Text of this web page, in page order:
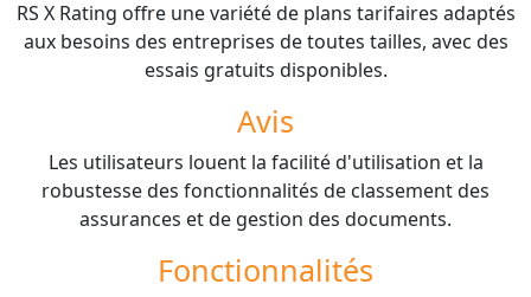
RS X Rating offre une variété de plans tarifaires adaptés
aux besoins des entreprises de toutes tailles, avec des
essais gratuits disponibles.
Avis
Les utilisateurs louent la facilité d'utilisation et la
robustesse des fonctionnalités de classement des
assurances et de gestion des documents.
Fonctionnalités